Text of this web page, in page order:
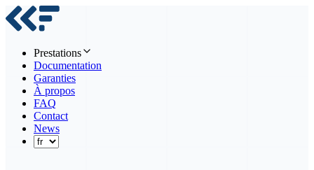
Prestations
Documentation
Garanties
À propos
FAQ
Contact
News